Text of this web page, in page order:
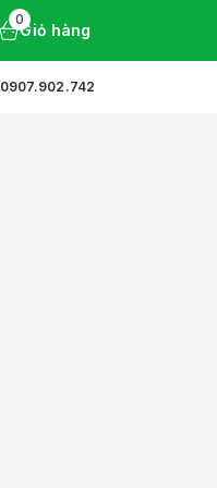
0
Giỏ hàng
0907.902.742